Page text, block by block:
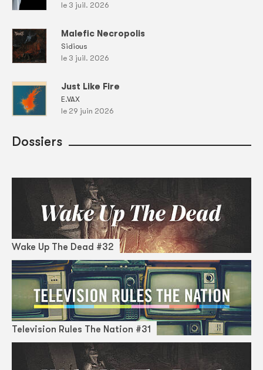
le 3 juil. 2026
Malefic Necropolis
Sidious
le 3 juil. 2026
Just Like Fire
E.VAX
le 29 juin 2026
Dossiers
Wake Up The Dead #32
Television Rules The Nation #31